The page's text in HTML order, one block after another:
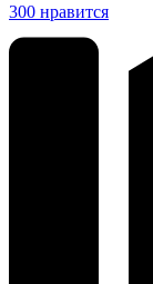
300 нравится